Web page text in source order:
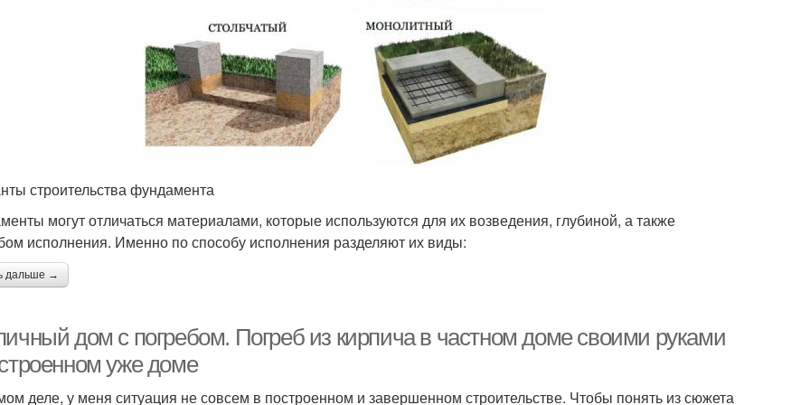
строительства фундамента
могут отличаться материалами, которые используются для их возведения, глубиной, а также
исполнения. Именно по способу исполнения разделяют их виды:
дальше →
дом с погребом. Погреб из кирпича в частном доме своими руками
уже доме
деле, у меня ситуация не совсем в построенном и завершенном строительстве. Чтобы понять из сюжета